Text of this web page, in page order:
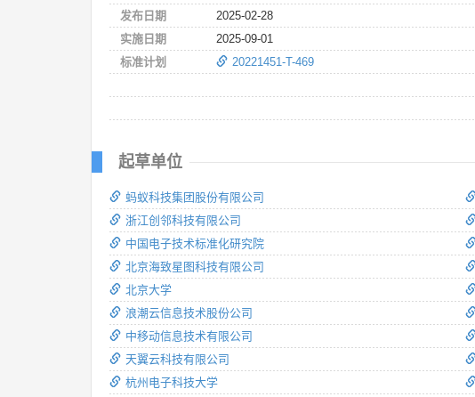
发布日期
2025-02-28
实施日期
2025-09-01
标准计划
20221451-T-469
起草单位
蚂蚁科技集团股份有限公司
浙江创邻科技有限公司
中国电子技术标准化研究院
北京海致星图科技有限公司
北京大学
浪潮云信息技术股份公司
中移动信息技术有限公司
天翼云科技有限公司
杭州电子科技大学